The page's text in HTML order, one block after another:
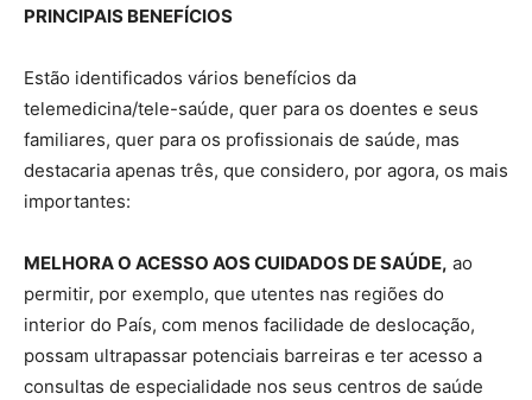
PRINCIPAIS BENEFÍCIOS
Estão identificados vários benefícios da
telemedicina/tele-saúde, quer para os doentes e seus
familiares, quer para os profissionais de saúde, mas
destacaria apenas três, que considero, por agora, os mais
importantes:
MELHORA O ACESSO AOS CUIDADOS DE SAÚDE, ao
permitir, por exemplo, que utentes nas regiões do
interior do País, com menos facilidade de deslocação,
possam ultrapassar potenciais barreiras e ter acesso a
consultas de especialidade nos seus centros de saúde